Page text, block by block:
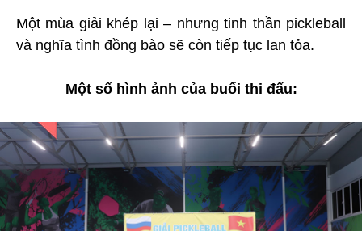
Một mùa giải khép lại – nhưng tinh thần pickleball
và nghĩa tình đồng bào sẽ còn tiếp tục lan tỏa.
Một số hình ảnh của buổi thi đấu: